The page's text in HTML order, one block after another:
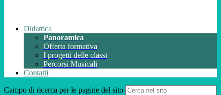
Didattica
Panoramica
Offerta formativa
I progetti delle classi
Percorsi Musicali
Contatti
Campo di ricerca per le pagine del sito